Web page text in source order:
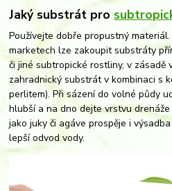
Jaký substrát pro
Používejte dobře propustný
marketech lze zakoupit substráty
či jiné subtropické rostliny, v zásadě
zahradnický substrát v kombinaci s
perlitem). Při sázení do volné půdy
hlubší a na dno dejte vrstvu
jako juky či agáve prospěje i
lepší odvod vody.